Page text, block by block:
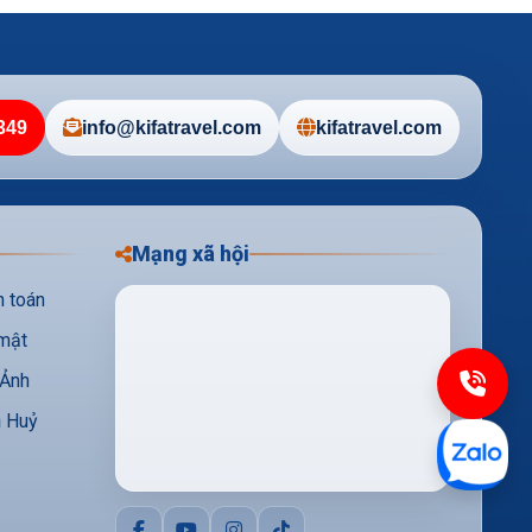
info@kifatravel.com kifatravel.com
toán
Huỷ
Mạng xã hội